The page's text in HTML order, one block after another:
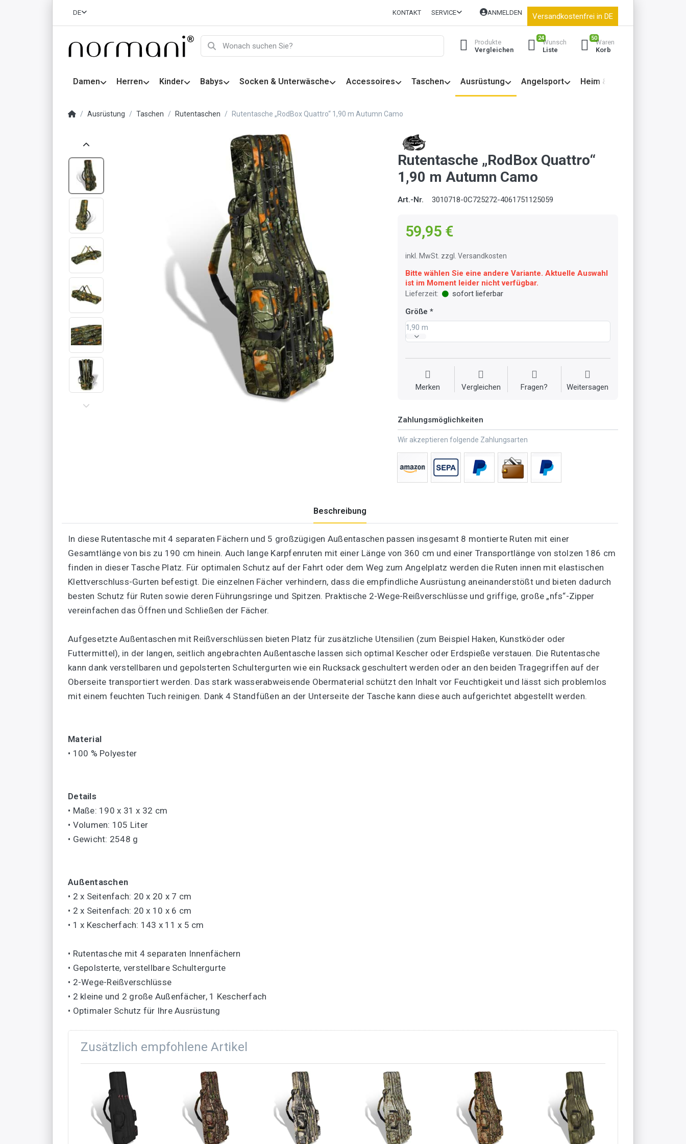
DE KONTAKT SERVICE ANMELDEN Versandkostenfrei in DE
Produkte
Vergleichen
24
Wunsch
Liste
50
Waren
Korb
Damen Herren Kinder Babys Socken & Unterwäsche Accessoires Taschen Ausrüstung Angelsport Heim & Garten
Ausrüstung Taschen Rutentaschen Rutentasche „RodBox Quattro“ 1,90 m Autumn Camo
Rutentasche „RodBox Quattro“
1,90 m Autumn Camo
Art.-Nr. 3010718-0C725272-4061751125059
59,95 €
inkl. MwSt. zzgl. Versandkosten
Bitte wählen Sie eine andere Variante. Aktuelle Auswahl
ist im Moment leider nicht verfügbar.
Lieferzeit:
sofort lieferbar
Größe
1,90 m
Merken Vergleichen Fragen? Weitersagen
Zahlungsmöglichkeiten
Wir akzeptieren folgende Zahlungsarten
Beschreibung
In diese Rutentasche mit 4 separaten Fächern und 5 großzügigen Außentaschen passen insgesamt 8 montierte Ruten mit einer
Gesamtlänge von bis zu 190 cm hinein. Auch lange Karpfenruten mit einer Länge von 360 cm und einer Transportlänge von stolzen 186 cm
finden in dieser Tasche Platz. Für optimalen Schutz auf der Fahrt oder dem Weg zum Angelplatz werden die Ruten innen mit elastischen
Klettverschluss-Gurten befestigt. Die einzelnen Fächer verhindern, dass die empfindliche Ausrüstung aneinanderstößt und bieten dadurch
besten Schutz für Ruten sowie deren Führungsringe und Spitzen. Praktische 2-Wege-Reißverschlüsse und griffige, große „nfs“-Zipper
vereinfachen das Öffnen und Schließen der Fächer.
Aufgesetzte Außentaschen mit Reißverschlüssen bieten Platz für zusätzliche Utensilien (zum Beispiel Haken, Kunstköder oder
Futtermittel), in der langen, seitlich angebrachten Außentasche lassen sich optimal Kescher oder Erdspieße verstauen. Die Rutentasche
kann dank verstellbaren und gepolsterten Schultergurten wie ein Rucksack geschultert werden oder an den beiden Tragegriffen auf der
Oberseite transportiert werden. Das stark wasserabweisende Obermaterial schützt den Inhalt vor Feuchtigkeit und lässt sich problemlos
mit einem feuchten Tuch reinigen. Dank 4 Standfüßen an der Unterseite der Tasche kann diese auch aufgerichtet abgestellt werden.
Material
• 100 % Polyester
Details
• Maße: 190 x 31 x 32 cm
• Volumen: 105 Liter
• Gewicht: 2548 g
Außentaschen
• 2 x Seitenfach: 20 x 20 x 7 cm
• 2 x Seitenfach: 20 x 10 x 6 cm
• 1 x Kescherfach: 143 x 11 x 5 cm
• Rutentasche mit 4 separaten Innenfächern
• Gepolsterte, verstellbare Schultergurte
• 2-Wege-Reißverschlüsse
• 2 kleine und 2 große Außenfächer, 1 Kescherfach
• Optimaler Schutz für Ihre Ausrüstung
Zusätzlich empfohlene Artikel